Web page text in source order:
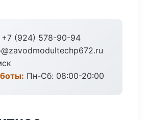
+7 (924) 578-90-94
Пн-Сб: 08:00-20:00